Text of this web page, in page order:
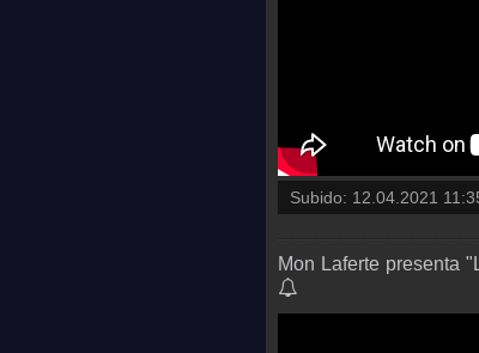
Subido: 12.04.2021
Mon Laferte presenta